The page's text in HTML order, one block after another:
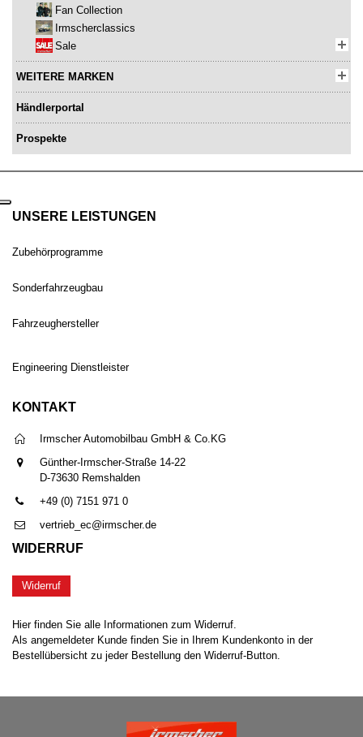
Fan Collection
Irmscherclassics
Sale
WEITERE MARKEN
Händlerportal
Prospekte
UNSERE LEISTUNGEN
Zubehörprogramme
Sonderfahrzeugbau
Fahrzeughersteller
Engineering Dienstleister
KONTAKT
Irmscher Automobilbau GmbH & Co.KG
Günther-Irmscher-Straße 14-22
D-73630 Remshalden
+49 (0) 7151 971 0
vertrieb_ec@irmscher.de
WIDERRUF
Widerruf
Hier finden Sie alle Informationen zum Widerruf.
Als angemeldeter Kunde finden Sie in Ihrem Kundenkonto in der
Bestellübersicht zu jeder Bestellung den Widerruf-Button.